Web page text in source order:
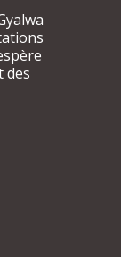
des